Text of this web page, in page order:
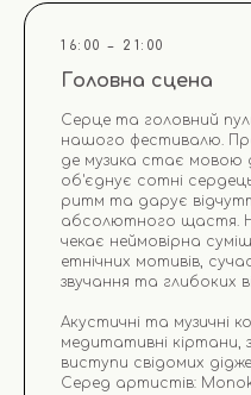
16:00 – 21:00
Головна сцена
​Серце та головний
нашого фестивалю.
де музика стає мовою
об'єднує сотні
ритм та дарує
абсолютного щастя.
чекає неймовірна суміш
етнічних мотивів,
звучання та глибоких
​Акустичні та музичні
медитативні кіртани,
виступи свідомих
​Серед артистів: